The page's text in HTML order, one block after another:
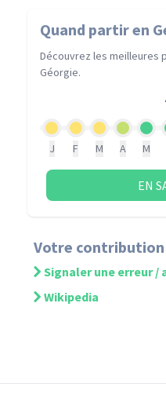
Quand partiren
Découvrez les
Géorgie.
J F M A M
EN
Votre contribution
Signaler une erreur
Wikipedia